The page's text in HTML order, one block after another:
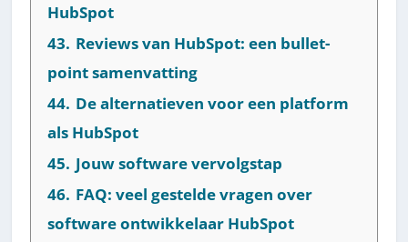
HubSpot
43. Reviews van HubSpot: een bullet-
point samenvatting
44. De alternatieven voor een platform
als HubSpot
45. Jouw software vervolgstap
46. FAQ: veel gestelde vragen over
software ontwikkelaar HubSpot